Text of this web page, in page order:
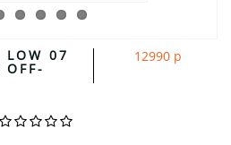
LOW 07
OFF-
12990 р